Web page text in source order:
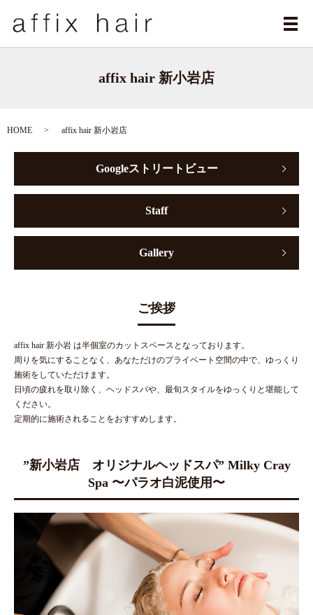
メ
affix hair 新小岩店
HOME affix hair 新小岩店
Googleストリートビュー
Staff
Gallery
ご挨拶
affix hair 新小岩 は半個室のカットスペースとなっております。
周りを気にすることなく、あなただけのプライベート空間の中で、ゆっくり
施術をしていただけます。
日頃の疲れを取り除く、ヘッドスパや、最旬スタイルをゆっくりと堪能して
ください。
定期的に施術されることをおすすめします。
”新小岩店 オリジナルヘッドスパ” Milky Cray
Spa 〜パラオ白泥使用〜